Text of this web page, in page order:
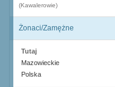
(Kawalerowie)
Żonaci/Zamężne
Tutaj
Mazowieckie
Polska